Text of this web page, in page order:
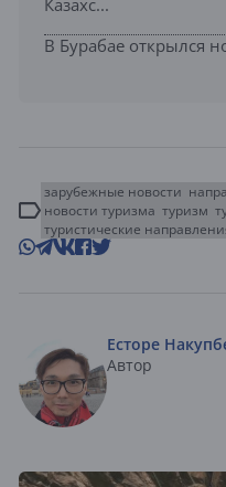
В Бурабае открылся
зарубежные новости
новости туризма туризм
туристические
Есторе
Автор